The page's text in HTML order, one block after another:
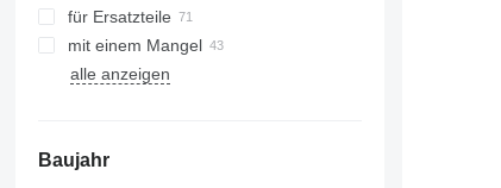
für Ersatzteile
mit einem Mangel
alle anzeigen
Baujahr